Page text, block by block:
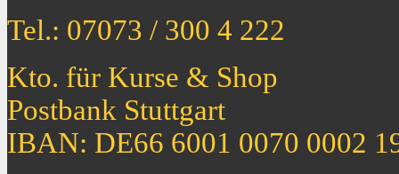
Tel.: 07073 / 300 4 222
Kto. für Kurse & Shop
Postbank Stuttgart
IBAN: DE66 6001 0070 0002